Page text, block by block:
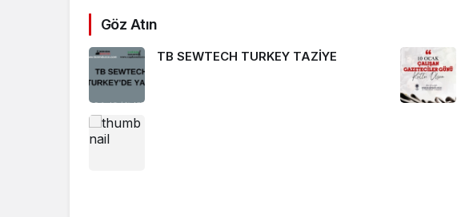
Göz Atın
TB SEWTECH TURKEY TAZİYE